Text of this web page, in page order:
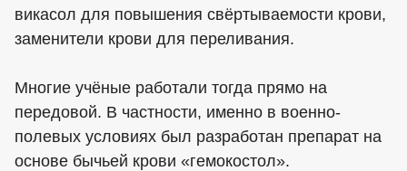
викасол для повышения свёртываемости крови,
заменители крови для переливания.
Многие учёные работали тогда прямо на
передовой. В частности, именно в военно-
полевых условиях был разработан препарат на
основе бычьей крови «гемокостол».